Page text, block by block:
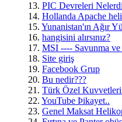
13. PIC Devreleri
14. Hollanda Apache
15. Yunanistan'ın Ağır
16. hangisini alırsınız?
17. MSI ---- Savunma ve
18. Site giriş
19. Facebook Grup
20. Bu nedir???
21. Türk Özel
22. YouTube Þikayet..
23. Genel Maksat